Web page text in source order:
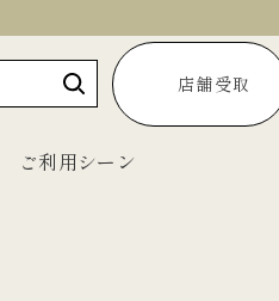
店舗受取
ご利用シーン